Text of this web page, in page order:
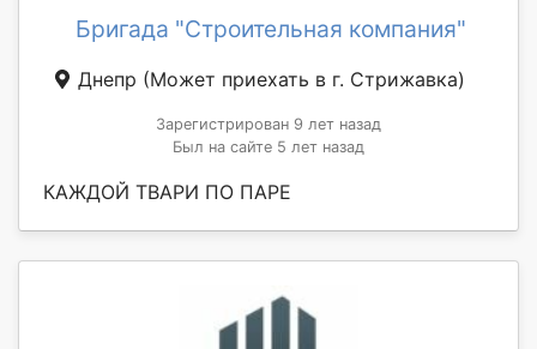
Бригада "Строительная компания"
Днепр (Может приехать в г. Стрижавка)
Зарегистрирован 9 лет назад
Был на сайте 5 лет назад
КАЖДОЙ ТВАРИ ПО ПАРЕ